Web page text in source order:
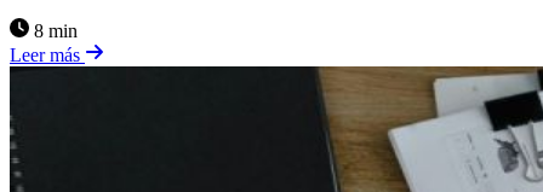
8 min
Leer más